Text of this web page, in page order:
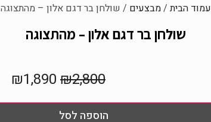
עמוד הבית/מבצעים / שולחן בר דגם אלון – מהתצוגה
שולחן בר דגם אלון – מהתצוגה
₪2,800
₪1,890
הוספה לסל